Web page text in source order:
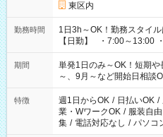
東区内
勤務時間
1日3h～OK！勤務スタイ
【日勤】 ・7:00～13:00
～18:00 ・10:00～19:00
16:00～19:00 【夜勤】 ・17:00～21:00 ・18:00～23:00 ・
21:00～翌6:00 ・23:00～
期間
単発1日のみ～OK！短期
～、9月～など開始日相談
特徴 週1日からOK / 日払いOK /
業・WワークOK / 服装自由
集 / 電話対応なし / パソコ